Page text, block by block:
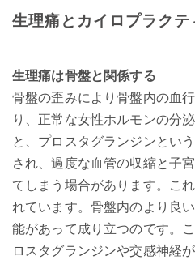
生理痛とカイロプラクテ
生理痛は骨盤と関係する
骨盤の歪みにより骨盤内の血
り、正常な女性ホルモンの分
と、プロスタグランジンとい
され、過度な血管の収縮と子
てしまう場合があります。こ
れています。骨盤内のより良
能があって成り立つのです。
ロスタグランジンや交感神経